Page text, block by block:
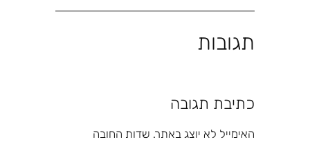
תגובות
כתיבת תגובה
האימייל לא יוצג באתר. שדות החובה